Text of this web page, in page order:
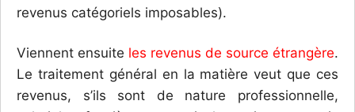
revenus catégoriels imposables).
Viennent ensuite les revenus de source étrangère.
Le traitement général en la matière veut que ces
revenus, s’ils sont de nature professionnelle,